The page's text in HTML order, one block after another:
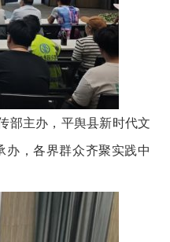
主办，平舆县新时代文
办，各界群众齐聚实践中